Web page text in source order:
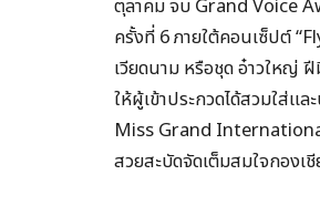
ตุลาคม จบ Grand Voice
ครั้งที่ 6 ภายใต้คอนเซ็ปต์
เวียดนาม หรือชุด อ๋าวใหญ่
ให้ผู้เข้าประกวดได้สวมใส่แ
Miss Grand
สวยสะบัดจัดเต็มสมใจกองเ